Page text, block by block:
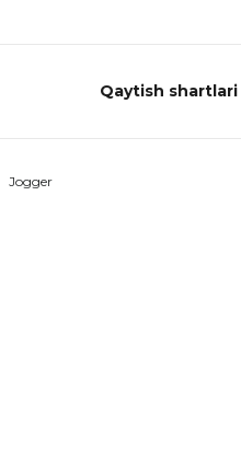
Qaytish shartlari
Jogger